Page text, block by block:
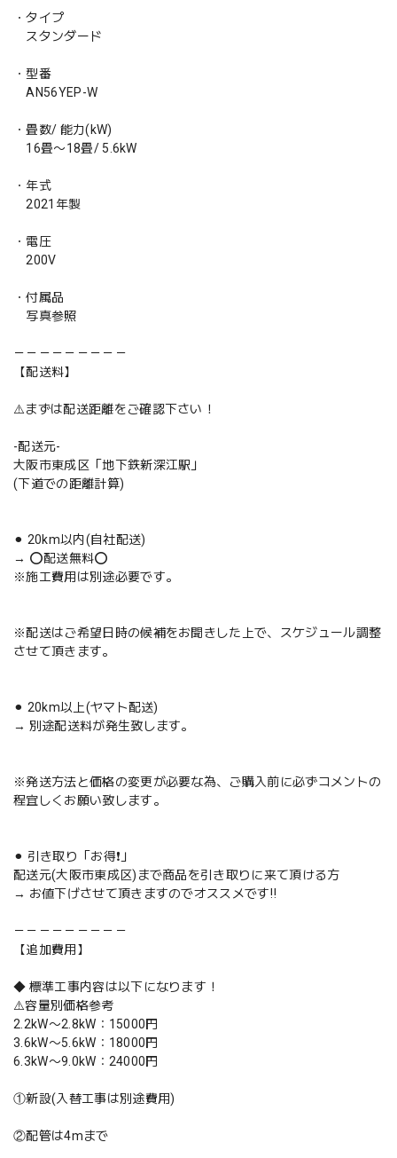
・タイプ
スタンダード
・型番
AN56YEP-W
・畳数/ 能力(kW)
16畳〜18畳/ 5.6kW
・年式
2021年製
・電圧
200V
・付属品
写真参照
－－－－－－－－－
【配送料】
⚠️まずは配送距離をご確認下さい！
-配送元-
大阪市東成区「地下鉄新深江駅」
(下道での距離計算)
⚫︎ 20km以内(自社配送)
→ ⭕️配送無料⭕️
※施工費用は別途必要です。
※配送はご希望日時の候補をお聞きした上で、スケジュール調整
させて頂きます。
⚫︎ 20km以上(ヤマト配送)
→ 別途配送料が発生致します。
※発送方法と価格の変更が必要な為、ご購入前に必ずコメントの
程宜しくお願い致します。
⚫︎ 引き取り「お得❗️」
配送元(大阪市東成区)まで商品を引き取りに来て頂ける方
→ お値下げさせて頂きますのでオススメです‼️
－－－－－－－－－
【追加費用】
◆ 標準工事内容は以下になります！
⚠️容量別価格参考
2.2kW〜2.8kW：15000円
3.6kW〜5.6kW：18000円
6.3kW〜9.0kW：24000円
①新設(入替工事は別途費用)
②配管は4mまで